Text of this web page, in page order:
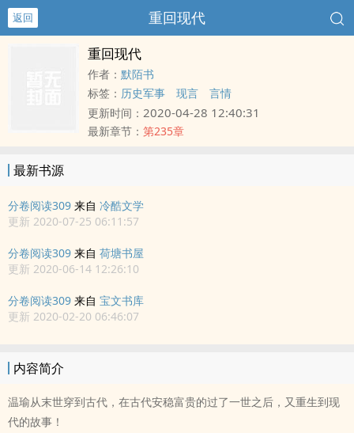
返回 重回现代
重回现代
作者： 默陌书
标签： 历史军事 现言
言情
更新时间： 2020-04-28 12:40:31
最新章节： 第235章
最新书源
分卷阅读309 来自 冷酷文学
更新 2020-07-25 06:11:57
分卷阅读309 来自 荷塘书屋
更新 2020-06-14 12:26:10
分卷阅读309 来自 宝文书库
更新 2020-02-20 06:46:07
内容简介
温瑜从末世穿到古代，在古代安稳富贵的过了一世之后，又重生到现
代的故事！